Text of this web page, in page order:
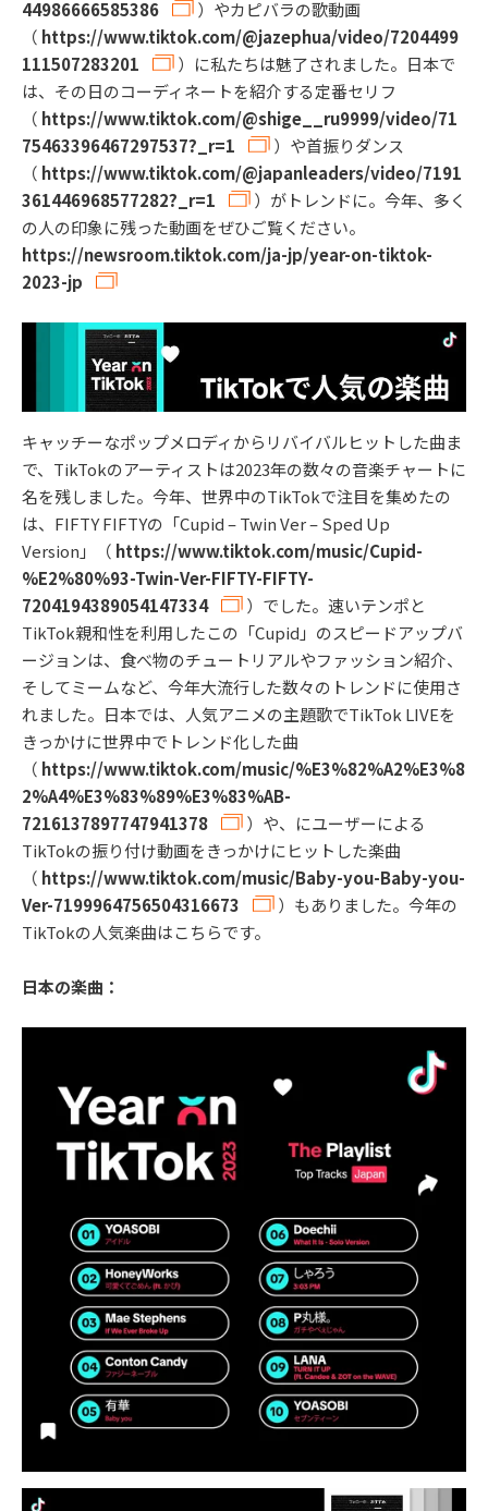
44986666585386
）やカピバラの歌動画
（ https://www.tiktok.com/@jazephua/video/7204499
111507283201
）に私たちは魅了されました。日本で
は、その日のコーディネートを紹介する定番セリフ
（ https://www.tiktok.com/@shige__ru9999/video/71
75463396467297537?_r=1
）や首振りダンス
（ https://www.tiktok.com/@japanleaders/video/7191
361446968577282?_r=1
）がトレンドに。今年、多く
の人の印象に残った動画をぜひご覧ください。
https://newsroom.tiktok.com/ja-jp/year-on-tiktok-
2023-jp
キャッチーなポップメロディからリバイバルヒットした曲ま
で、TikTokのアーティストは2023年の数々の音楽チャートに
名を残しました。今年、世界中のTikTokで注目を集めたの
は、FIFTY FIFTYの「Cupid – Twin Ver – Sped Up
Version」（ https://www.tiktok.com/music/Cupid-
%E2%80%93-Twin-Ver-FIFTY-FIFTY-
7204194389054147334
）でした。速いテンポと
TikTok親和性を利用したこの「Cupid」のスピードアップバ
ージョンは、食べ物のチュートリアルやファッション紹介、
そしてミームなど、今年大流行した数々のトレンドに使用さ
れました。日本では、人気アニメの主題歌でTikTok LIVEを
きっかけに世界中でトレンド化した曲
（ https://www.tiktok.com/music/%E3%82%A2%E3%8
2%A4%E3%83%89%E3%83%AB-
7216137897747941378
）や、にユーザーによる
TikTokの振り付け動画をきっかけにヒットした楽曲
（ https://www.tiktok.com/music/Baby-you-Baby-you-
Ver-7199964756504316673
）もありました。今年の
TikTokの人気楽曲はこちらです。
日本の楽曲：